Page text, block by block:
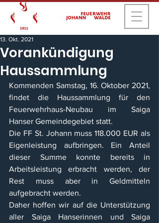
Vorankündigung
Haussammlung
13. Okt. 2021
Kommenden Samstag, 16. Oktober 2021,
findet die Haussammlung für den
Feuerwehrhaus-Neubau im Saiga
Hanser Gemeindegebiet statt.
Die FF St. Johann muss 118.000 EUR als
Eigenleistung aufbringen. Ein Anteil
dieser Summe konnte bereits in
Arbeitsleistung erbracht werden, der
Rest muss aber in Geldmitteln
aufgebracht werden.
Daher hoffen wir auf die Unterstützung
aller Saiga Hanserinnen und Saiga